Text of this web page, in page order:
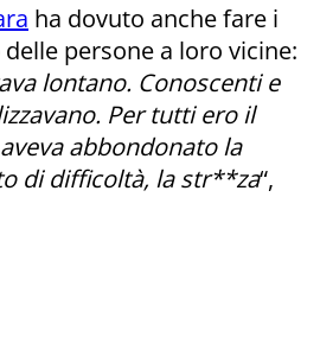
ha dovuto anche fare i
delle persone a loro vicine:
lontano. Conoscenti e
Per tutti ero il
abbondonato la
di difficoltà, la str**za“,